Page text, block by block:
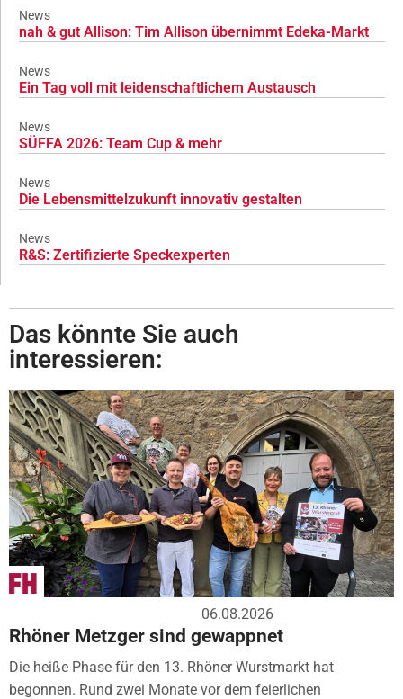
News
nah & gut Allison: Tim Allison übernimmt Edeka-Markt
News
Ein Tag voll mit leidenschaftlichem Austausch
News
SÜFFA 2026: Team Cup & mehr
News
Die Lebensmittelzukunft innovativ gestalten
News
R&S: Zertifizierte Speckexperten
Das könnte Sie auch
interessieren:
06.08.2026
Rhöner Metzger sind gewappnet
Die heiße Phase für den 13. Rhöner Wurstmarkt hat
begonnen. Rund zwei Monate vor dem feierlichen